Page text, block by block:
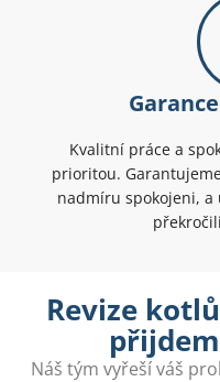
Kvalitní práce a
prioritou.
nadmíru spokojeni, a
Revize
Náš tým vyřeší váš